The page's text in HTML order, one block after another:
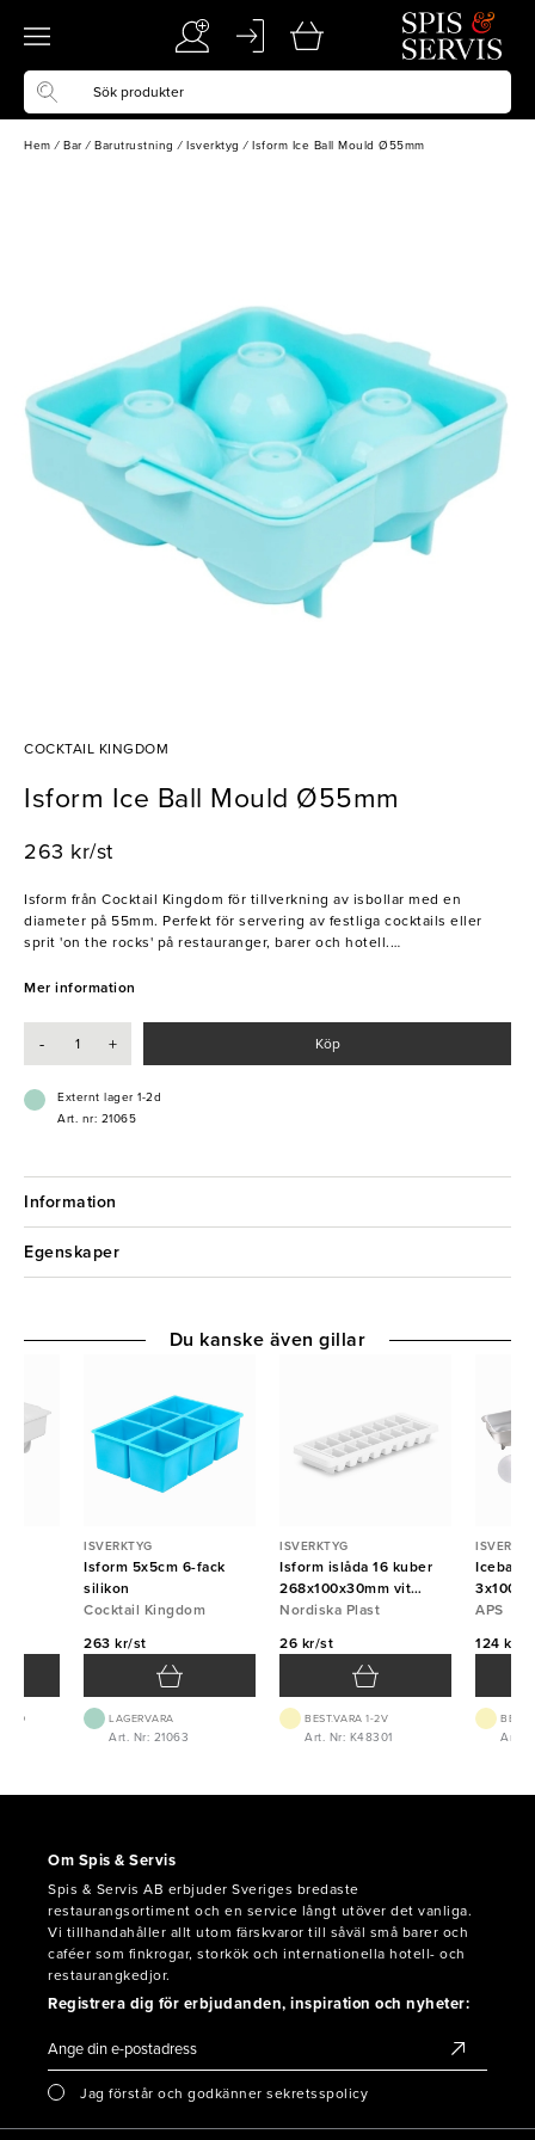
Hem / Bar / Barutrustning / Isverktyg / Isform Ice Ball Mould Ø55mm
COCKTAIL KINGDOM
Isform Ice Ball Mould Ø55mm
263 kr/st
Isform från Cocktail Kingdom för tillverkning av isbollar med en
diameter på 55mm. Perfekt för servering av festliga cocktails eller
sprit 'on the rocks' på restauranger, barer och hotell.
- Livsmedelsgodkänd plast
Mer information
- + Köp
Externt lager 1-2d
Art. nr: 21065
Information
Egenskaper
1-2D
ISVERKTYG
Isform 5x5cm 6-fack
silikon
Cocktail Kingdom
263 kr/st
LAGERVARA
Art. Nr: 21063
ISVERKTYG
Isform islåda 16 kuber
268x100x30mm vit
Nordiska Plast
Nordiska Plast
26 kr/st
BEST.VARA 1-2V
Art. Nr: K48301
Iceball
3x100ml
APS
124 kr/st
Art.
Du kanske även gillar
Om Spis & Servis
Spis & Servis AB erbjuder Sveriges bredaste
restaurangsortiment och en service långt utöver det vanliga.
Vi tillhandahåller allt utom färskvaror till såväl små barer och
caféer som finkrogar, storkök och internationella hotell- och
restaurangkedjor.
Registrera dig för erbjudanden, inspiration och nyheter:
Jag förstår och godkänner sekretsspolicy